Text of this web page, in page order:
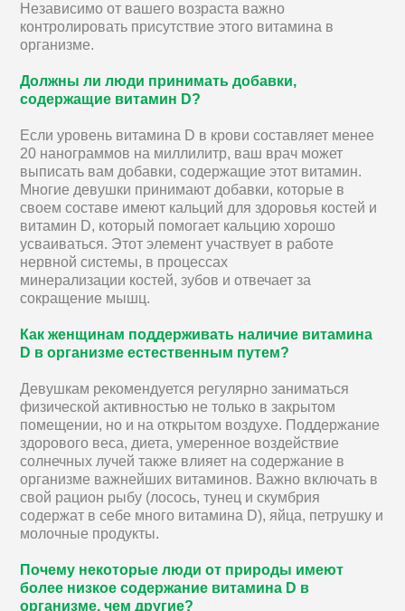
Независимо от вашего возраста важно
контролировать присутствие этого витамина в
организме.
Должны ли люди принимать добавки,
содержащие витамин D?
Если уровень витамина D в крови составляет менее
20 нанограммов на миллилитр, ваш врач может
выписать вам добавки, содержащие этот витамин.
Многие девушки принимают добавки, которые в
своем составе имеют кальций для здоровья костей и
витамин D, который помогает кальцию хорошо
усваиваться. Этот элемент участвует в работе
нервной системы, в процессах
минерализации костей, зубов и отвечает за
сокращение мышц.
Как женщинам поддерживать наличие витамина
D в организме естественным путем?
Девушкам рекомендуется регулярно заниматься
физической активностью не только в закрытом
помещении, но и на открытом воздухе. Поддержание
здорового веса, диета, умеренное воздействие
солнечных лучей также влияет на содержание в
организме важнейших витаминов. Важно включать в
свой рацион рыбу (лосось, тунец и скумбрия
содержат в себе много витамина D), яйца, петрушку и
молочные продукты.
Почему некоторые люди от природы имеют
более низкое содержание витамина D в
организме, чем другие?